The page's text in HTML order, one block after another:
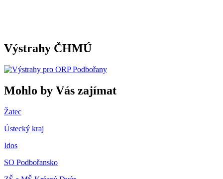
Výstrahy ČHMÚ
Mohlo by Vás zajímat
Žatec
Ústecký kraj
Idos
SO Podbořansko